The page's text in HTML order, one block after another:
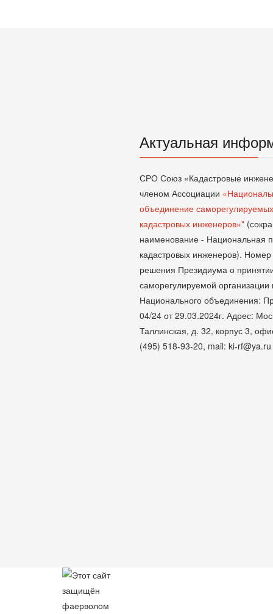
Актуальная
СРО Союз «Кадастровые
членом Ассоциации
объединение
кадастровых инженеров»"
наименование - Национальная
кадастровых инженеров). Номер
решения Президиума о
саморегулируемой организации
Национального объединения:
04/24 от 29.03.2024г. Адрес:
Таллинская, д. 32, корпус 3,
(495) 518-93-20, mail: ki-rf@ya.ru